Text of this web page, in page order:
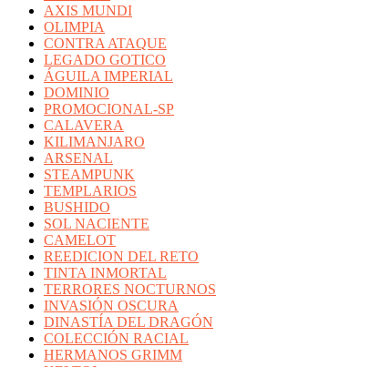
AXIS MUNDI
OLIMPIA
CONTRA ATAQUE
LEGADO GOTICO
ÁGUILA IMPERIAL
DOMINIO
PROMOCIONAL-SP
CALAVERA
KILIMANJARO
ARSENAL
STEAMPUNK
TEMPLARIOS
BUSHIDO
SOL NACIENTE
CAMELOT
REEDICION DEL RETO
TINTA INMORTAL
TERRORES NOCTURNOS
INVASIÓN OSCURA
DINASTÍA DEL DRAGÓN
COLECCIÓN RACIAL
HERMANOS GRIMM